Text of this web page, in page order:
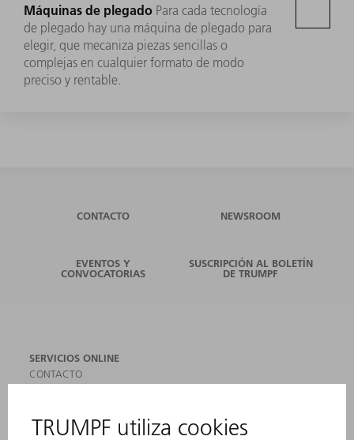
Máquinas de plegado Para cada tecnología
de plegado hay una máquina de plegado para
elegir, que mecaniza piezas sencillas o
complejas en cualquier formato de modo
preciso y rentable.
CONTACTO NEWSROOM
EVENTOS Y
CONVOCATORIAS
SUSCRIPCIÓN AL BOLETÍN
DE TRUMPF
SERVICIOS ONLINE
CONTACTO
REGISTRO PARA EL BOLETÍN INFORMATIVO
MYTRUMPF